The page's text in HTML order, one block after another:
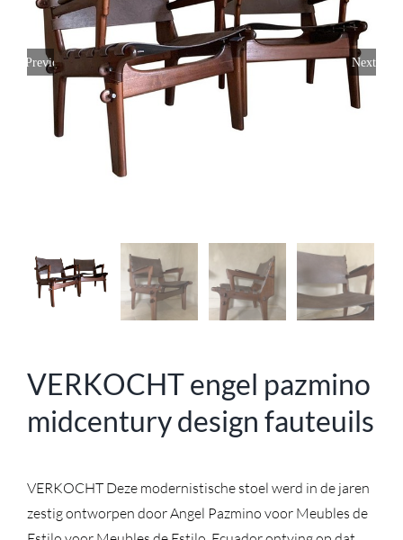
Previous Next
VERKOCHT engel pazmino
midcentury design fauteuils
VERKOCHT Deze modernistische stoel werd in de jaren
zestig ontworpen door Angel Pazmino voor Meubles de